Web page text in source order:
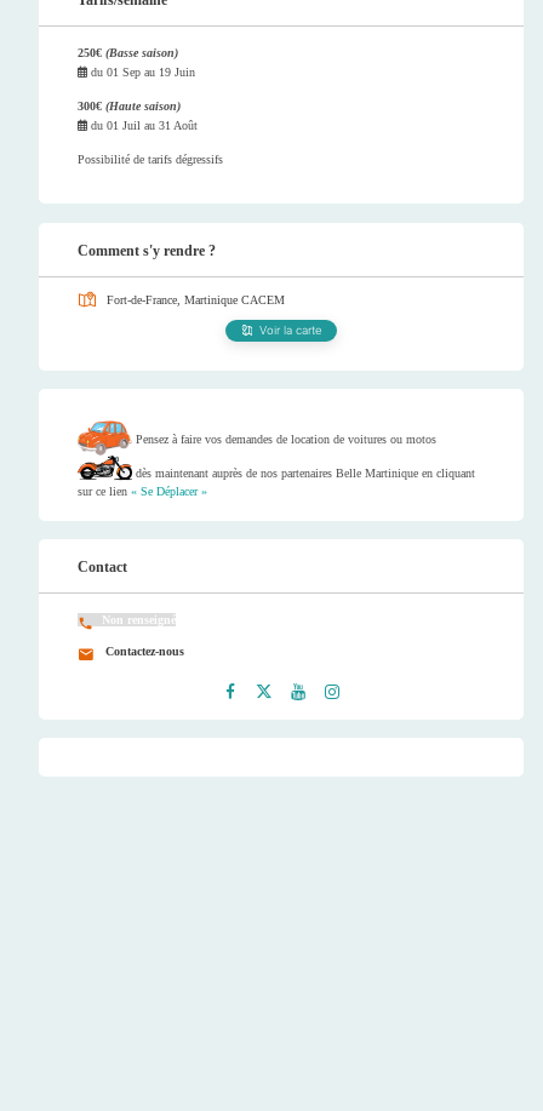
250€ (Basse saison)
du 01 Sep au 19 Juin
300€ (Haute saison)
du 01 Juil au 31 Août
Possibilité de tarifs dégressifs
Comment s'y rendre ?
Fort-de-France, Martinique CACEM
Voir la carte
Pensez à faire vos demandes de location de voitures ou motos
dès maintenant auprès de nos partenaires Belle Martinique en cliquant
sur ce lien « Se Déplacer »
Contact
Non renseigné
Contactez-nous